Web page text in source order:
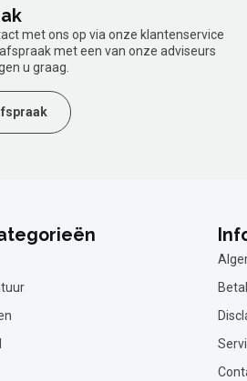
met ons op via onze klantenservice
met een van onze adviseurs
u graag.